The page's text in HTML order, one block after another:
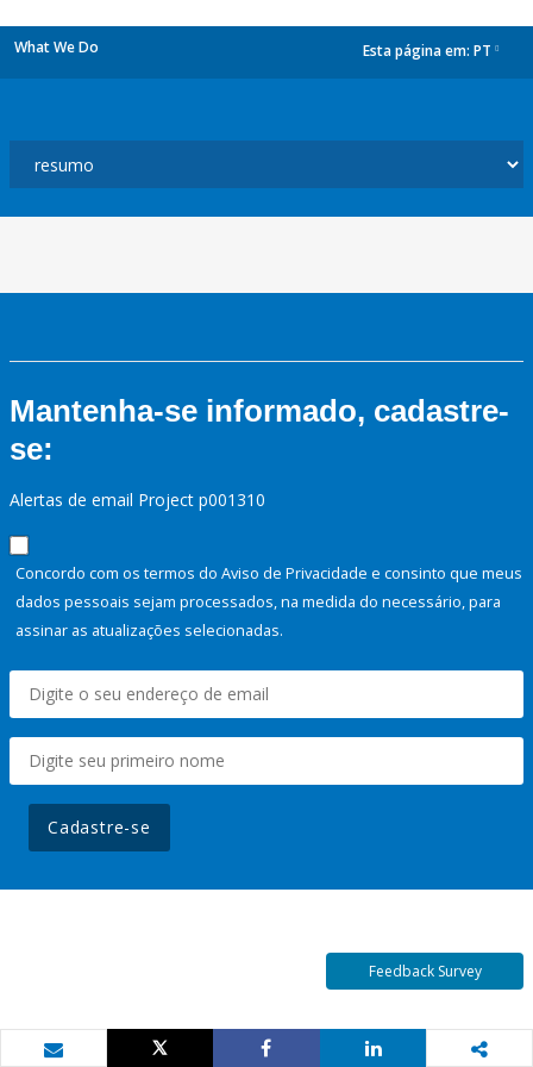
What We Do Esta página em: PT
Mantenha-se informado, cadastre-
se:
Alertas de email Project p001310
Concordo com os termos do Aviso de Privacidade e consinto que meus
dados pessoais sejam processados, na medida do necessário, para
assinar as atualizações selecionadas.
Cadastre-se
Feedback Survey